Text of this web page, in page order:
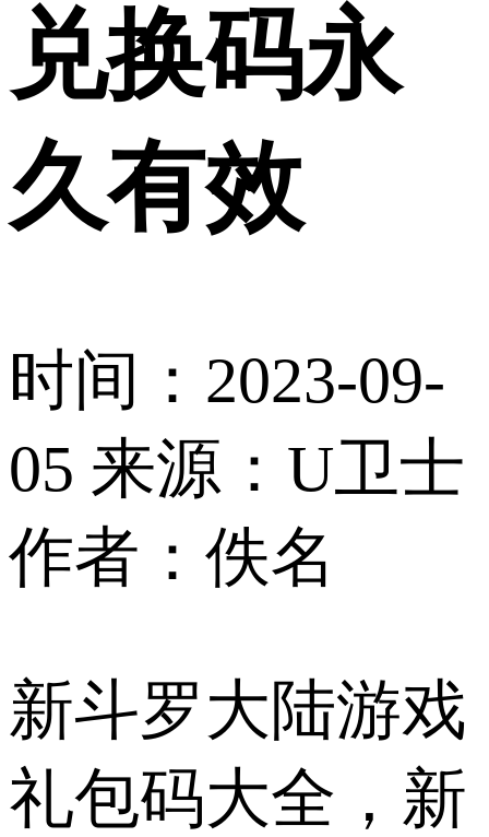
兑换码永
久有效
时间：2023-09-
05 来源：U卫士
作者：佚名
新斗罗大陆游戏
礼包码大全，新